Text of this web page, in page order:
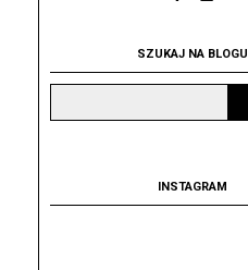
SZUKAJ NA BLOGU
INSTAGRAM